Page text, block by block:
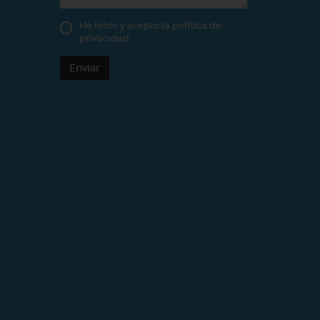
He leído y acepto la política de
privacidad
Enviar